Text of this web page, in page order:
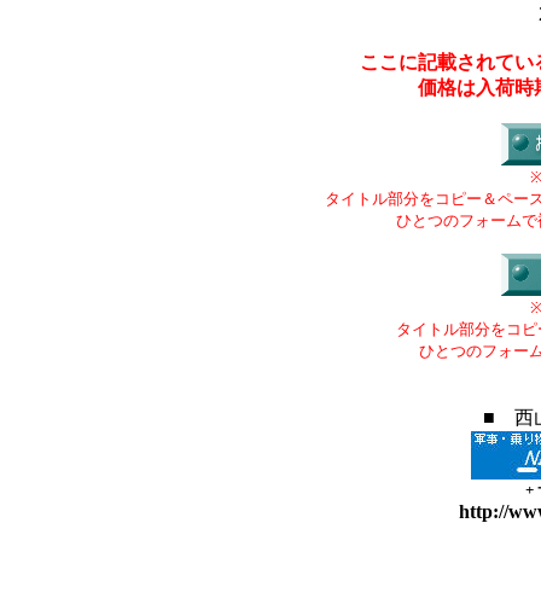
ここに記載されて
価格は入荷時
タイトル部分をコピー＆ペー
ひとつのフォーム
タイトル部分をコ
ひとつのフォー
■ 西
+
http://